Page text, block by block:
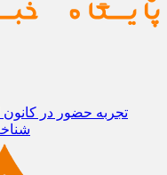
تجربه حضور در کانون